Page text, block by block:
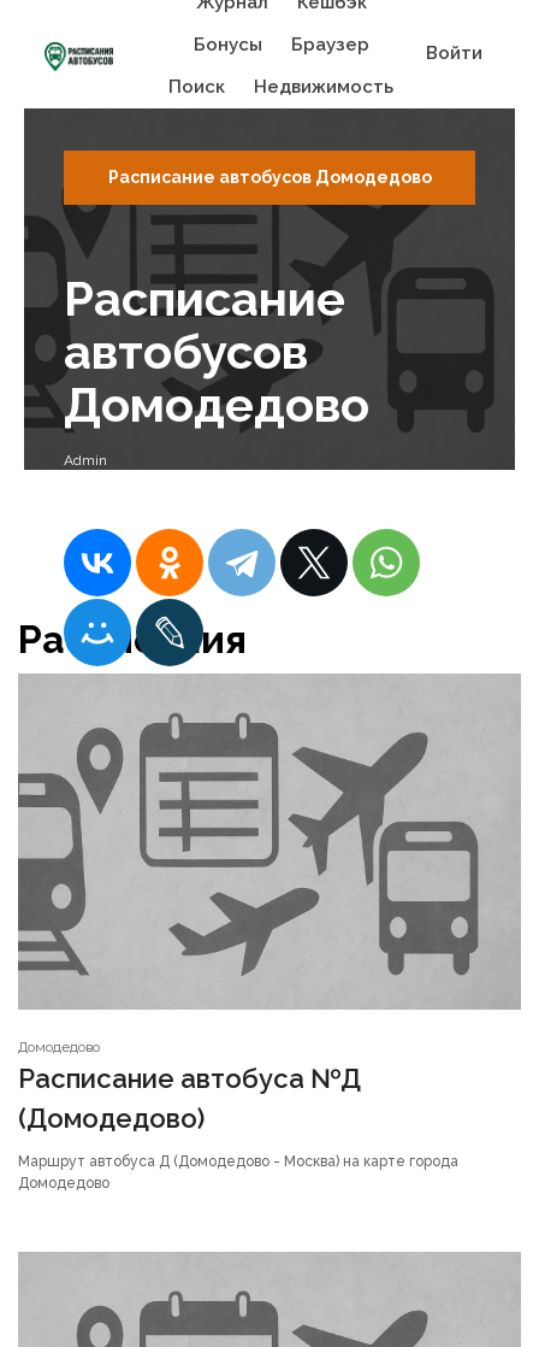
Бонусы
Браузер
Поиск
Недвижимость
Войти
Расписание автобусов Домодедово
Расписание
автобусов
Домодедово
Admin
Расписания
Домодедово
Расписание автобуса №Д
(Домодедово)
Маршрут автобуса Д (Домодедово - Москва) на карте города
Домодедово